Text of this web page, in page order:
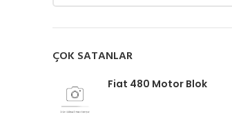
ÇOK SATANLAR
Fiat 480 Motor Blok